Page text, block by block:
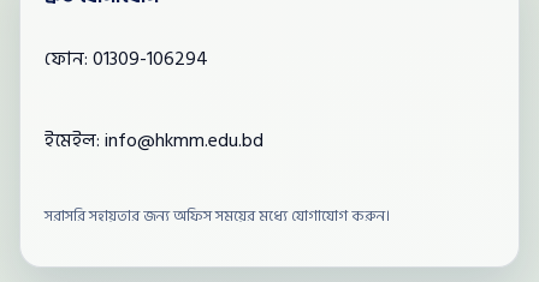
ফোন:01309-106294
ইমেইল:info@hkmm.edu.bd
সরাসরি সহায়তার জন্য অফিস সময়ের মধ্যে যোগাযোগ করুন।